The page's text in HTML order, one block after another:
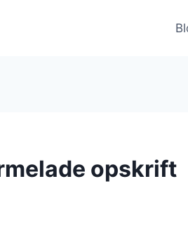
opskrift